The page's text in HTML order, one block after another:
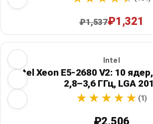
₽1,537₽1,321
Intel
Intel Xeon E5-2680 V2: 10
2,8–3,6 ГГц, LGA
(1)
₽2,506